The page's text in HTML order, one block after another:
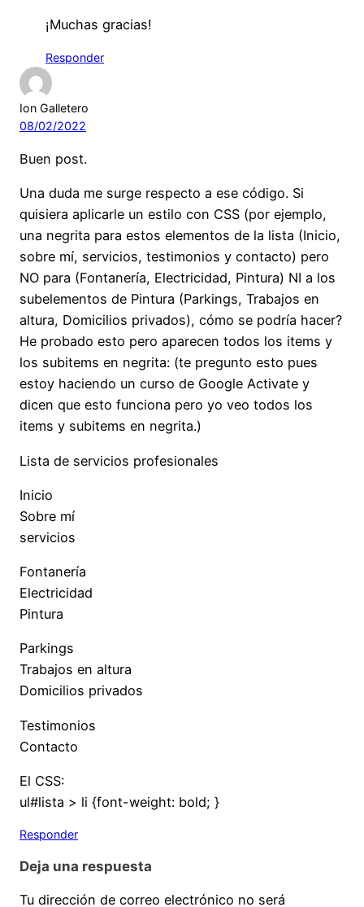
¡Muchas gracias!
Responder
Ion Galletero
08/02/2022
Buen post.
Una duda me surge respecto a ese código. Si
quisiera aplicarle un estilo con CSS (por ejemplo,
una negrita para estos elementos de la lista (Inicio,
sobre mí, servicios, testimonios y contacto) pero
NO para (Fontanería, Electricidad, Pintura) NI a los
subelementos de Pintura (Parkings, Trabajos en
altura, Domicilios privados), cómo se podría hacer?
He probado esto pero aparecen todos los items y
los subitems en negrita: (te pregunto esto pues
estoy haciendo un curso de Google Activate y
dicen que esto funciona pero yo veo todos los
items y subitems en negrita.)
Lista de servicios profesionales
Inicio
Sobre mí
servicios
Fontanería
Electricidad
Pintura
Parkings
Trabajos en altura
Domicilios privados
Testimonios
Contacto
El CSS:
ul#lista > li {font-weight: bold; }
Responder
Deja una respuesta
Tu dirección de correo electrónico no será